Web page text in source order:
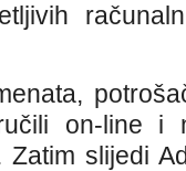
on-line i
Zatim slijedi